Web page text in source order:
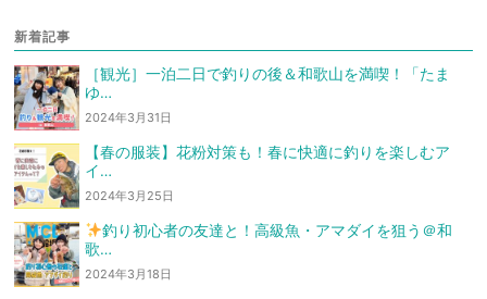
新着記事
［観光］一泊二日で釣りの後＆和歌山を満喫！「たま
ゆ…
2024年3月31日
【春の服装】花粉対策も！春に快適に釣りを楽しむア
イ…
2024年3月25日
釣り初心者の友達と！高級魚・アマダイを狙う ＠和
歌…
2024年3月18日